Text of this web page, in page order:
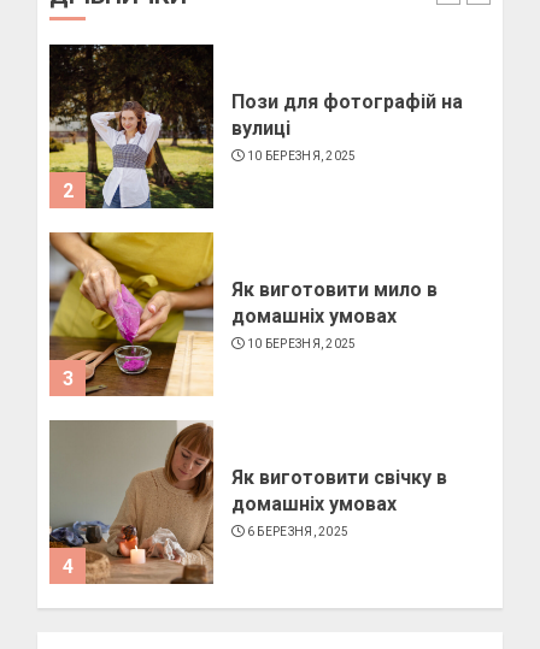
2
Пози для фотографій на
вулиці
10 БЕРЕЗНЯ, 2025
3
Як виготовити мило в
домашніх умовах
10 БЕРЕЗНЯ, 2025
4
Як виготовити свічку в
домашніх умовах
6 БЕРЕЗНЯ, 2025